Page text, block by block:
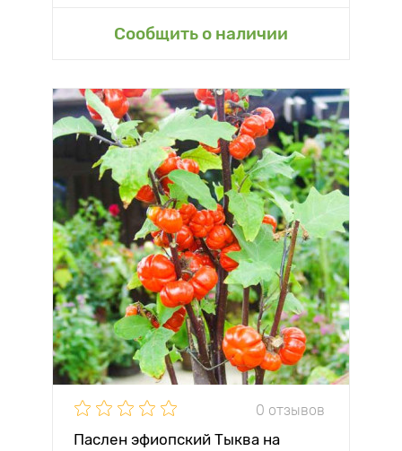
Сообщить о наличии
0 отзывов
Паслен эфиопский Тыква на